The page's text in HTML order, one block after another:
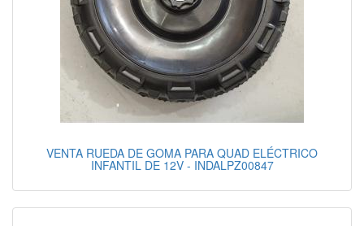
VENTA RUEDA DE GOMA PARA QUAD ELÉCTRICO
INFANTIL DE 12V - INDALPZ00847